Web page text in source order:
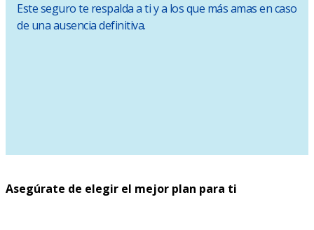
Este seguro te respalda a ti y a los que más amas en caso
de una ausencia definitiva.
Asegúrate de elegir el mejor plan para ti